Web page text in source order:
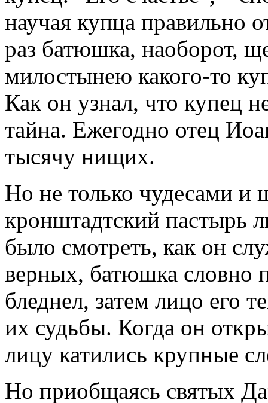
научая купца правильно
раз батюшка, наоборот,
милостынею какого-то
Как он узнал, что купец
тайна. Ежегодно отец
тысячу нищих.
Но не только чудесами и
кронштадтский пастырь
было смотреть, как он
верных, батюшка словно
бледнел, затем лицо его
их судьбы. Когда он
лицу катились крупные
Но приобщаясь святых